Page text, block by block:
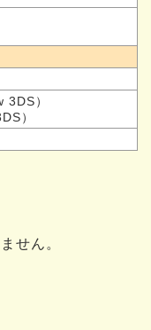
）
）
せん。